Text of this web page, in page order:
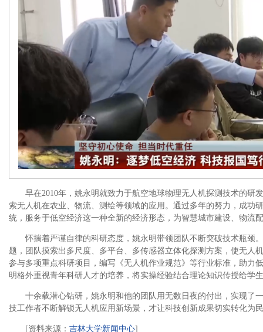
早在2010年，姚永明就致力于航空地球物理无人机探测技术的研
索无人机在农业、物流、测绘等领域的应用。通过多年的努力，成功
统，服务于低空经济这一种全新的经济形态，为智慧城市建设、物流
怀揣着严谨自律的科研态度，姚永明带领团队不断突破技术瓶颈
题，团队摸索出多尺度、多平台、多传感器立体化探测方案，使无人
参与多项重点科研项目，编写《无人机作业规范》等行业标准，助力
明格外重视青年科研人才的培养，将实操经验结合理论知识传授给学
十余载潜心钻研，姚永明和他的团队用无数日夜的付出，实现了
技工作者不断解锁无人机应用新场景，才让科技创新成果切实转化为
[资料来源： 吉林大学新闻中心]